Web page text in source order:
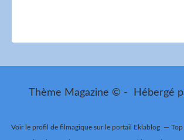
Thème Magazine © - Hébergé
Voir le profil de filmagique sur le portail Eklablog Top